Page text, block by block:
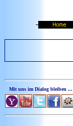
Mit uns im Dialog bleiben ...